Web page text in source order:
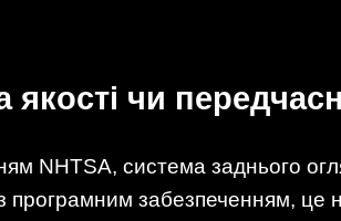
чи
NHTSA, система заднього
програмним забезпеченням, це